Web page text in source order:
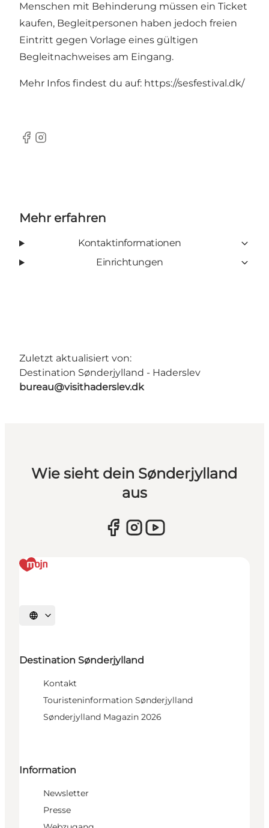
Menschen mit Behinderung müssen ein Ticket
kaufen, Begleitpersonen haben jedoch freien
Eintritt gegen Vorlage eines gültigen
Begleitnachweises am Eingang.
Mehr Infos findest du auf: https://sesfestival.dk/
Facebook
Instagram
Mehr erfahren
Kontaktinformationen
Einrichtungen
Zuletzt aktualisiert von:
Destination Sønderjylland - Haderslev
bureau@visithaderslev.dk
Wie sieht dein Sønderjylland
aus
Sprache auswählen
Destination Sønderjylland
Kontakt
Touristeninformation Sønderjylland
Sønderjylland Magazin 2026
Information
Newsletter
Presse